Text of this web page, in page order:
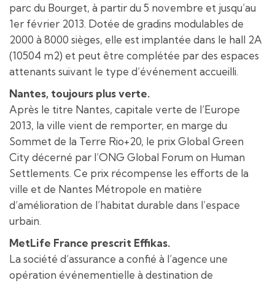
parc du Bourget, à partir du 5 novembre et jusqu’au
1er février 2013. Dotée de gradins modulables de
2000 à 8000 sièges, elle est implantée dans le hall 2A
(10504 m2) et peut être complétée par des espaces
attenants suivant le type d’événement accueilli.
Nantes, toujours plus verte.
Après le titre Nantes, capitale verte de l’Europe
2013, la ville vient de remporter, en marge du
Sommet de la Terre Rio+20, le prix Global Green
City décerné par l’ONG Global Forum on Human
Settlements. Ce prix récompense les efforts de la
ville et de Nantes Métropole en matière
d’amélioration de l’habitat durable dans l’espace
urbain.
MetLife France prescrit Effikas.
La société d’assurance a confié à l’agence une
opération événementielle à destination de